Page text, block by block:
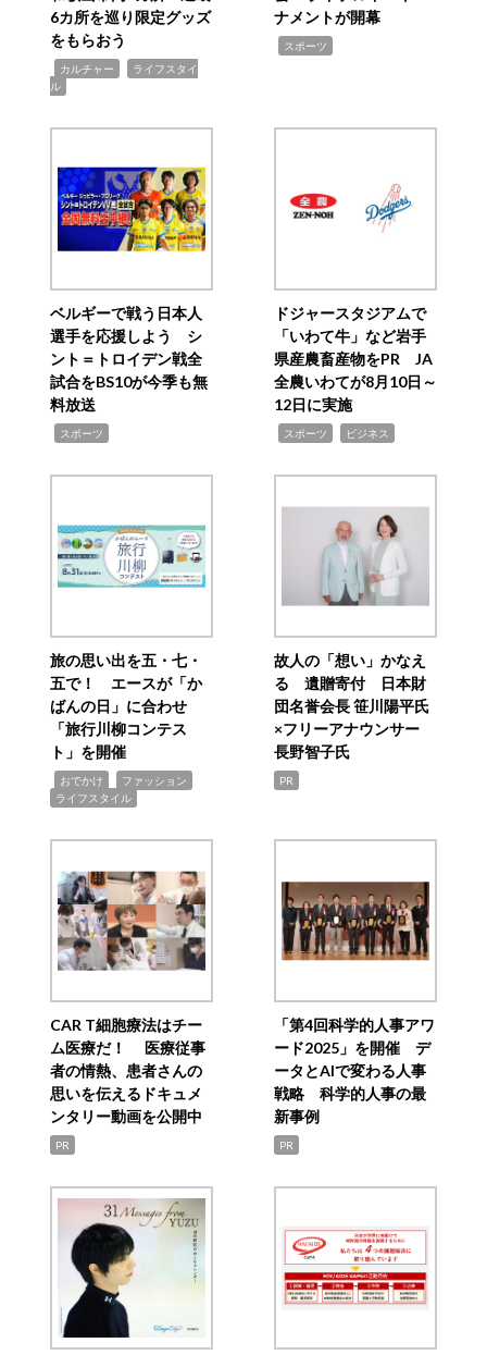
6カ所を巡り限定グッズ
をもらおう
カルチャー
ライフスタイ
ル
ナメントが開幕
スポーツ
ベルギーで戦う日本人
選手を応援しよう シ
ント＝トロイデン戦全
試合をBS10が今季も無
料放送
スポーツ
ドジャースタジアムで
「いわて牛」など岩手
県産農畜産物をPR JA
全農いわてが8月10日～
12日に実施
スポーツ ビジネス
旅の思い出を五・七・
五で！ エースが「か
ばんの日」に合わせ
「旅行川柳コンテス
ト」を開催
おでかけ ファッション
ライフスタイル
故人の「想い」かなえ
る 遺贈寄付 日本財
団名誉会長 笹川陽平氏
×フリーアナウンサー
長野智子氏
PR
CAR T細胞療法はチー
ム医療だ！ 医療従事
者の情熱、患者さんの
思いを伝えるドキュメ
ンタリー動画を公開中
PR
「第4回科学的人事アワ
ード2025」を開催 デ
ータとAIで変わる人事
戦略 科学的人事の最
新事例
PR